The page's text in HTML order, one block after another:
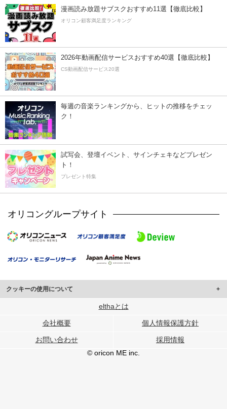
漫画読み放題サブスクおすすめ11選【徹底比較】
オリコン顧客満足度ランキング
2026年動画配信サービスおすすめ40選【徹底比較】
CS動画配信サービス20選
毎週の音楽ランキングから、ヒットの推移をチェッ
ク！
試写会、登壇イベント、サインチェキなどプレゼン
ト！
プレゼント特集
オリコングループサイト
クッキーの使用について
このサイトでは Cookie を使用して、ユーザーに合わせたコンテンツや広告の
行っています。
メディアや広告配信、データ解析の各パートナーに提供しています。
各パートナーは、この情報とユーザーが各パートナーに提供した他の情報や、
ユーザーが各パートナーのサービスを使用したときに収集した他の情報を組み
elthaとは
会社概要 個人情報保護方針
お問い合わせ
採用情報
© oricon ME inc.